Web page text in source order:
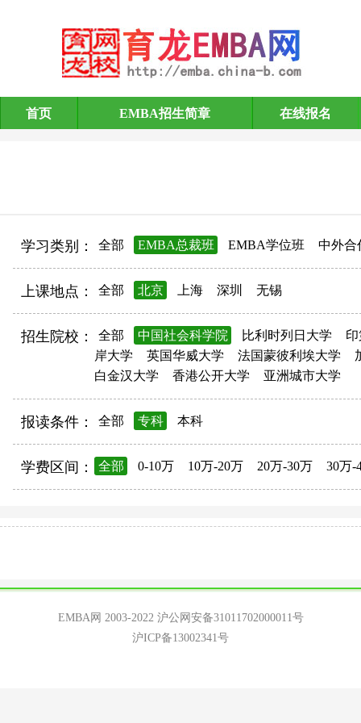
EMBA招生简章
首页 EMBA招生简章 在线报名
学习类别： 全部 EMBA总裁班 EMBA学位班 中外合
上课地点： 全部 北京 上海 深圳 无锡
招生院校： 全部 中国社会科学院 比利时列日大学
岸大学
英国华威大学 法国蒙彼利埃大学
白金汉大学
香港公开大学 亚洲城市大学
报读条件： 全部 专科 本科
学费区间： 全部 0-10万 10万-20万 20万-30万 30万-
EMBA网 2003-2022 沪公网安备31011702000011号
沪ICP备13002341号